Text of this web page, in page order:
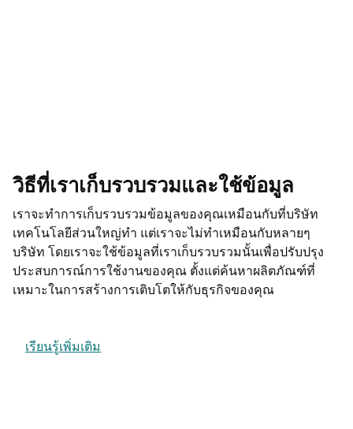
วิธีที่เราเก็บรวบรวมและใช้ข้อมูล
เราจะทำการเก็บรวบรวมข้อมูลของคุณเหมือนกับที่บริษัท
เทคโนโลยีส่วนใหญ่ทำ แต่เราจะไม่ทำเหมือนกับหลายๆ
บริษัท โดยเราจะใช้ข้อมูลที่เราเก็บรวบรวมนั้นเพื่อปรับปรุง
ประสบการณ์การใช้งานของคุณ ตั้งแต่ค้นหาผลิตภัณฑ์ที่
เหมาะในการสร้างการเติบโตให้กับธุรกิจของคุณ
เรียนรู้เพิ่มเติม